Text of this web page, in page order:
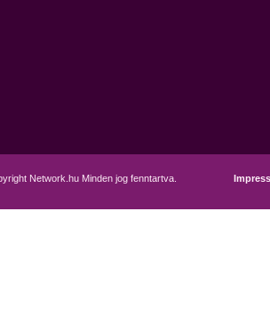
Network.hu Minden jog fenntartva.